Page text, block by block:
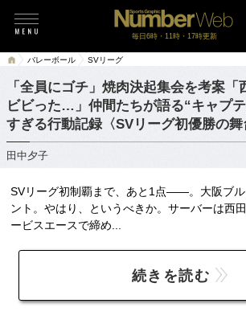
毎日6時・11時・17時更新
バレーボール SVリーグ
「全員にゴチ」焼肉決起集会を考案「
ビビった…」仲間たちが語る“キャプ
すぎる行動記録〈SVリーグ初優勝の舞
田中夕子
SVリーグ初制覇まで、あと1点――。大阪ブル
ント。やはり、というべきか。サーバーは西
ービスエースで締め...
続きを読む